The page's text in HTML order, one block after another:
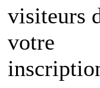
visiteurs
votre